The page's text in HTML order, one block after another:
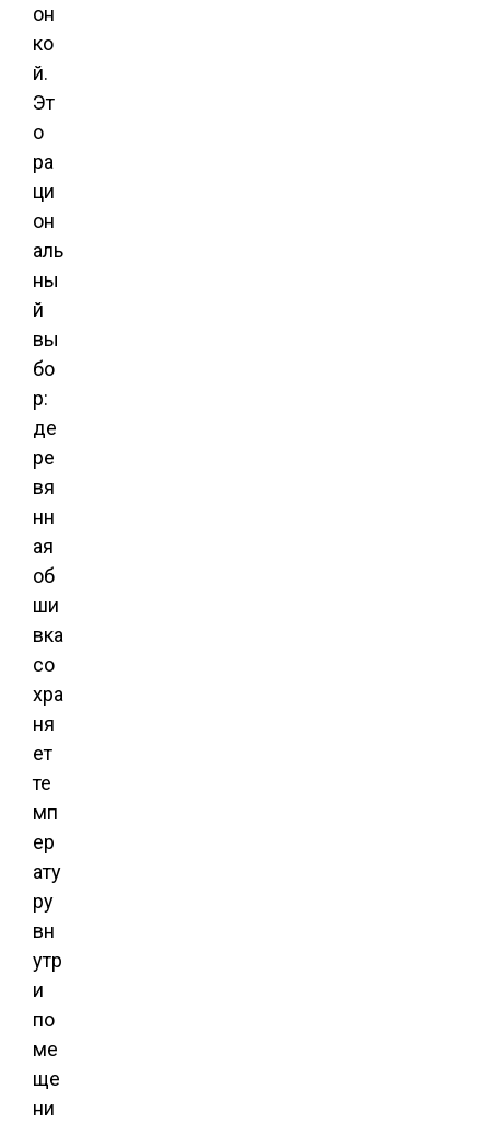
он
ко
й.
Эт
о
ра
ци
он
аль
ны
й
вы
бо
р:
де
ре
вя
нн
ая
об
ши
вка
со
хра
ня
ет
те
мп
ер
ату
ру
вн
утр
и
по
ме
ще
ни